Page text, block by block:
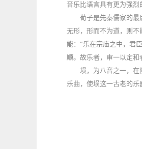
音乐比语言具有更为强烈
荀子是先秦儒家的
无形，形而不为道，则不
能：“乐在宗庙之中，君
顺。故乐者，审一以定和
埙，为八音之一，在
乐曲，使埙这一古老的乐